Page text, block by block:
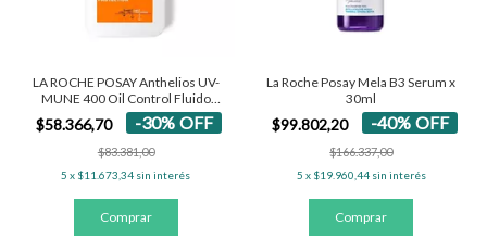
LA ROCHE POSAY Anthelios UV-
MUNE 400 Oil Control Fluido
SPF50+
$58.366,70 -30%OFF
$83.381,00
5 x $11.673,34 sin interés
La Roche Posay Mela B3 Serum x
30ml
$99.802,20 -40% OFF
$166.337,00
5 x $19.960,44 sin interés